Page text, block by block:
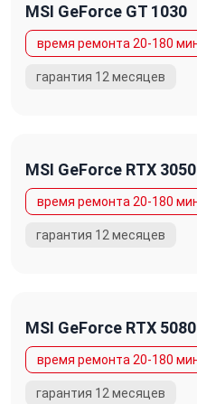
MSI GeForce GT 1030
MSI GeForce RTX 3050
MSI GeForce RTX 5080